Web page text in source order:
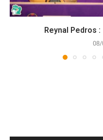
Reynal Pedros
08/